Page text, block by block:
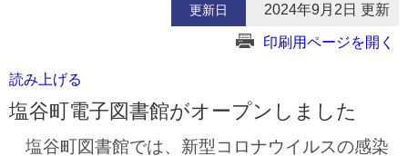
更新日 2024年9月2日 更新
印刷用ページを開く
読み上げる
塩谷町電子図書館がオープンしました
塩谷町図書館では、新型コロナウイルスの感染